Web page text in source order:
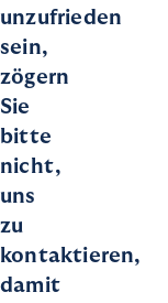
unzufrieden
sein,
zögern
Sie
bitte
nicht,
uns
zu
kontaktieren,
damit